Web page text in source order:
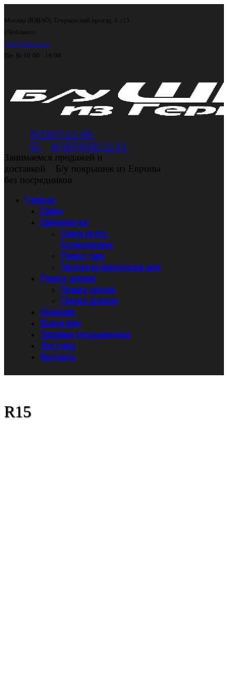
Москва (ЮВАО), Егорьевский проезд, 8 с15
(Люблино)
info@shini56.ru
Пн- Вс 10:00 - 19:00
8(926)513-48-
65
8(495)648-55-61
Занимаемся продажей и
доставкой
Б/у покрышек из Европы
без посредников
Главная
Шины
Шиномонтаж
Смена колес.
Балансировка
Ремонт шин
Горячая вулканизация шин
Ремонт дисков
Правка дисков
Сварка аргоном
Хранение
Выкуп шин
Заправка кондиционера
Доставка
Контакты
R15